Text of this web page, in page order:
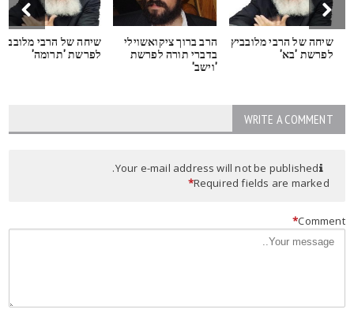
שיחה של הרבי מלובביץ
לפרשת 'בא'
הרב ברוך ציקואשוילי
בדברי תורה לפרשת
'וישב'
שיחה של הרבי מלובביץ
לפרשת 'תרומה'
WRITE A COMMENT
Your e-mail address will not be published.
Required fields are marked
*
*